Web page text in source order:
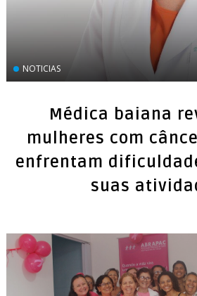
NOTICIAS
Médica baiana
mulheres com
enfrentam
suas